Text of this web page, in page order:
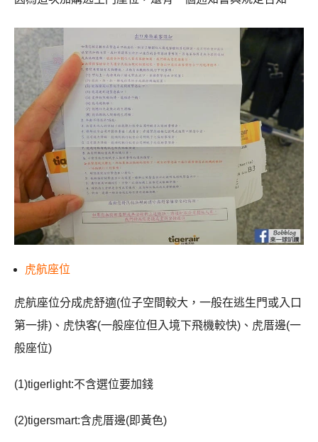
虎航座位
虎航座位分成虎舒適(位子空間較大，一般在逃生門或入口
第一排)、虎快客(一般座位但入境下飛機較快)、虎厝邊(一
般座位)
(1)tigerlight:不含選位要加錢
(2)tigersmart:含虎厝邊(即黃色)